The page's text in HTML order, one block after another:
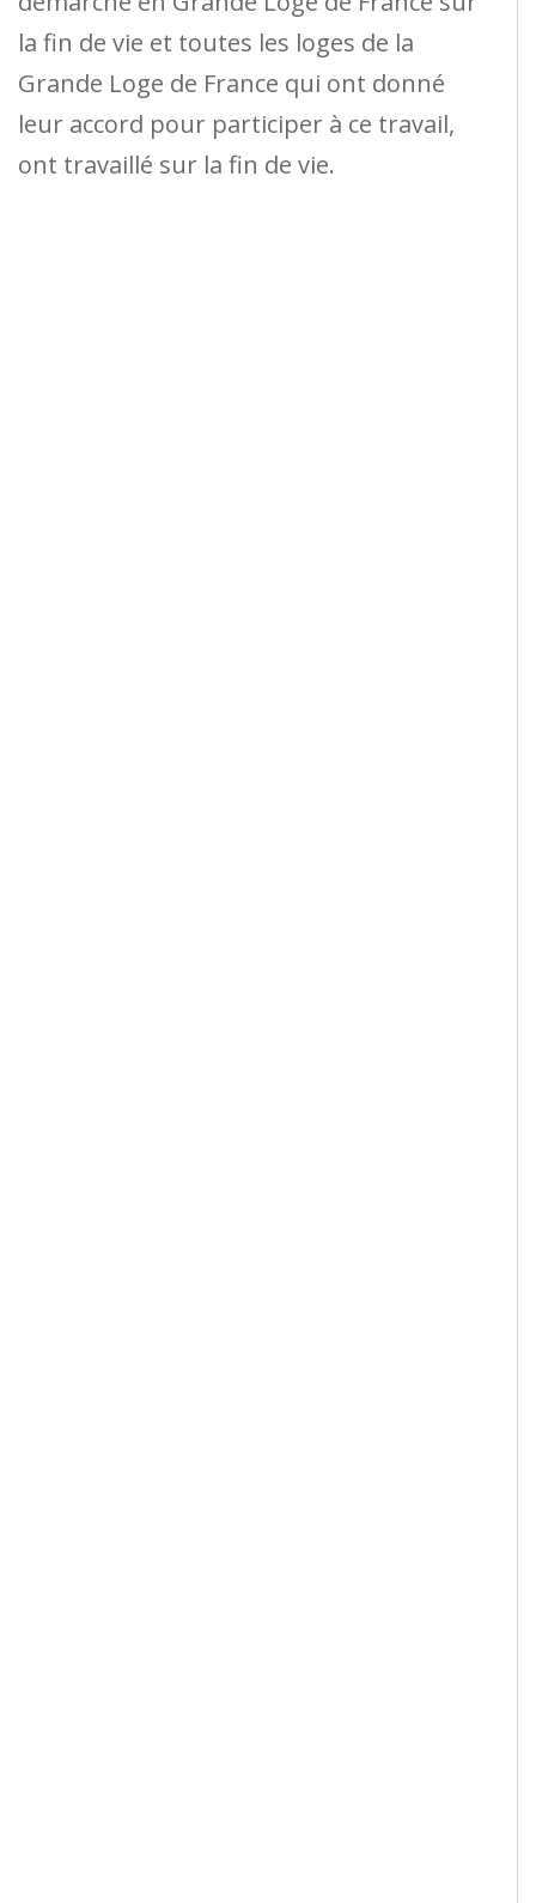
la fin de vie et toutes les loges de la
Grande Loge de France qui ont donné
leur accord pour participer à ce travail,
ont travaillé sur la fin de vie.